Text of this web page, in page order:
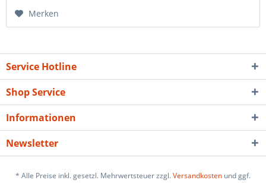
Merken
Service Hotline
Shop Service
Informationen
Newsletter
* Alle Preise inkl. gesetzl. Mehrwertsteuer zzgl.Versandkosten und ggf.